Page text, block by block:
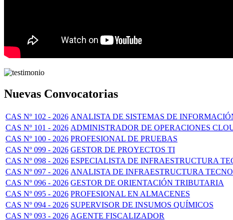
Nuevas Convocatorias
CAS Nº 102 - 2026 ANALISTA DE SISTEMAS DE
CAS Nº 101 - 2026 ADMINISTRADOR DE OPERACIONES
CAS Nº 100 - 2026 PROFESIONAL DE PRUEBAS
CAS Nº 099 - 2026 GESTOR DE PROYECTOS TI
CAS Nº 098 - 2026 ESPECIALISTA DE INFRAESTRUCTURA
CAS Nº 097 - 2026 ANALISTA DE INFRAESTRUCTURA
CAS Nº 096 - 2026 GESTOR DE ORIENTACIÓN TRIBUTARIA
CAS Nº 095 - 2026 PROFESIONAL EN ALMACENES
CAS Nº 094 - 2026 SUPERVISOR DE INSUMOS QUÍMICOS
CAS Nº 093 - 2026 AGENTE FISCALIZADOR